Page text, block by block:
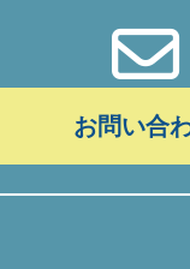
お問い合